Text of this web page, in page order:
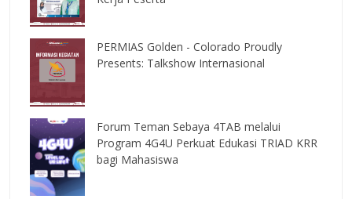
PERMIAS Golden - Colorado Proudly
Presents: Talkshow Internasional
Forum Teman Sebaya 4TAB melalui
Program 4G4U Perkuat Edukasi TRIAD KRR
bagi Mahasiswa